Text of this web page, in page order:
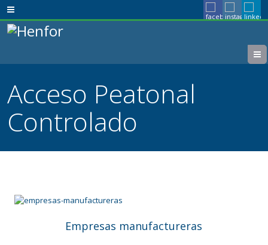
Acceso Peatonal
Controlado
Empresas manufactureras